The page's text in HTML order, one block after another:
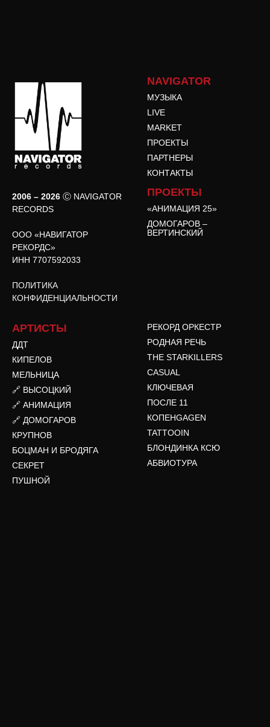
2006 – 2026 Ⓒ NAVIGATOR
RECORDS
ООО «НАВИГАТОР
РЕКОРДС»
ИНН 7707592033
ПОЛИТИКА
КОНФИДЕНЦИАЛЬНОСТИ
NAVIGATOR
МУЗЫКА
LIVE
MARKET
ПРОЕКТЫ
ПАРТНЕРЫ
КОНТАКТЫ
ПРОЕКТЫ
«АНИМАЦИЯ 25»
ДОМОГАРОВ –
ВЕРТИНСКИЙ
АРТИСТЫ
ДДТ
КИПЕЛОВ
МЕЛЬНИЦА
🔗 ВЫСОЦКИЙ
🔗 АНИМАЦИЯ
🔗 ДОМОГАРОВ
КРУПНОВ
БОЦМАН И БРОДЯГА
СЕКРЕТ
ПУШНОЙ
РЕКОРД ОРКЕСТР
РОДНАЯ РЕЧЬ
THE STARKILLERS
CASUAL
КЛЮЧЕВАЯ
ПОСЛЕ 11
КОПЕНGAGEN
TATTOOIN
БЛОНДИНКА КСЮ
АБВИОТУРА